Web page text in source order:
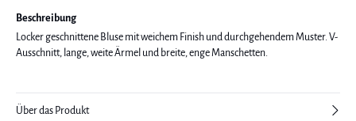
Beschreibung
Locker geschnittene Bluse mit weichem Finish und durchgehendem Muster. V-
Ausschnitt, lange, weite Ärmel und breite, enge Manschetten.
Über das Produkt